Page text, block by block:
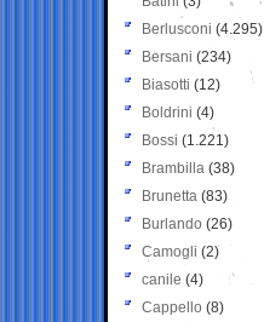
Berlusconi (4.295)
Bersani (234)
Biasotti (12)
Boldrini (4)
Bossi (1.221)
Brambilla (38)
Brunetta (83)
Burlando (26)
Camogli (2)
canile (4)
Cappello (8)